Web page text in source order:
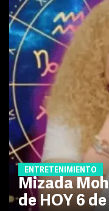
ENTRETENIMIENTO
Mizada
de HOY 6